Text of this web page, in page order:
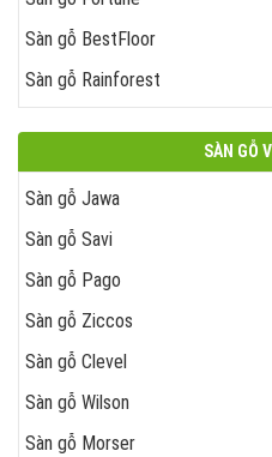
Sàn gỗ BestFloor
Sàn gỗ Rainforest
SÀN GỖ
Sàn gỗ Jawa
Sàn gỗ Savi
Sàn gỗ Pago
Sàn gỗ Ziccos
Sàn gỗ Clevel
Sàn gỗ Wilson
Sàn gỗ Morser